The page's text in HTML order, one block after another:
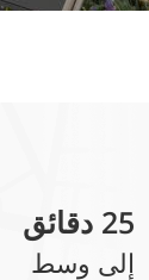
25 دقائق
إلى وسط